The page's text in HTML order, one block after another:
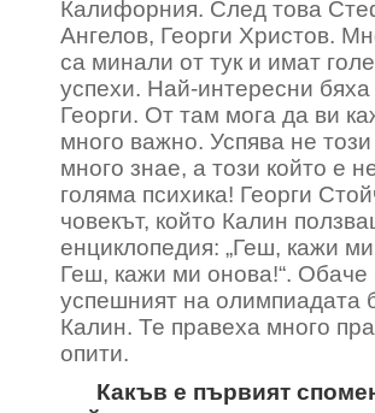
Калифорния. След това
Ангелов, Георги Христов.
са минали от тук и имат
успехи. Най-интересни
Георги. От там мога да ви
много важно. Успява не този
много знае, а този който е
голяма психика! Георги
човекът, който Калин
енциклопедия: „Геш, кажи
Геш, кажи ми онова!“. Обаче
успешният на олимпиадата
Калин. Те правеха много
опити.
Какъв е първият